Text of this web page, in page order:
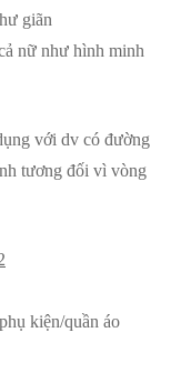
giãn
nữ như hình minh
với dv có đường
tương đối vì vòng
kiện/quần áo